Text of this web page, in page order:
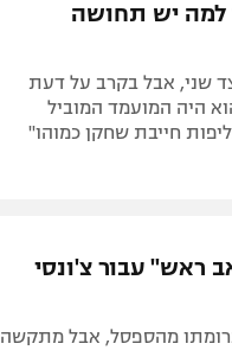
למה יש תחושה
שני, אבל בקרב על דעת
היה המועמד המוביל
חייבת שחקן כמוהו"
ראש" עבור צ'ונסי
מהספסל, אבל מתקשה